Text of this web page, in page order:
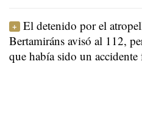
El detenido por el
Bertamiráns avisó al 112,
que había sido un